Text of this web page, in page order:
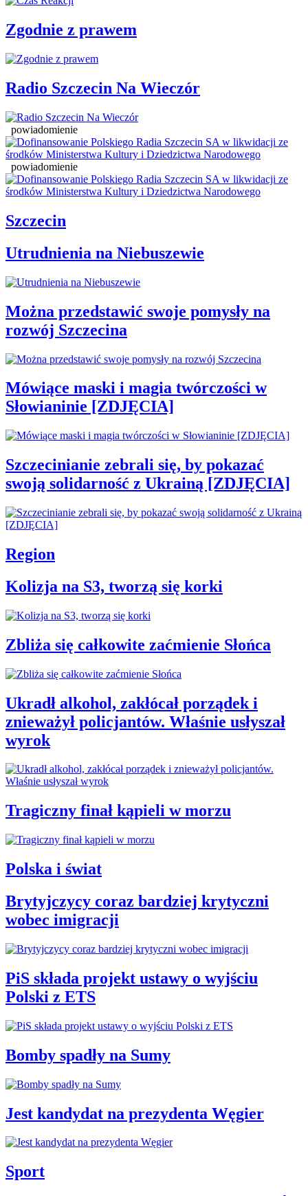
Zgodnie z prawem
Radio Szczecin Na Wieczór
powiadomienie
powiadomienie
Szczecin
Utrudnienia na Niebuszewie
Można przedstawić swoje pomysły na
rozwój Szczecina
Mówiące maski i magia twórczości w
Słowianinie [ZDJĘCIA]
Szczecinianie zebrali się, by pokazać
swoją solidarność z Ukrainą [ZDJĘCIA]
Region
Kolizja na S3, tworzą się korki
Zbliża się całkowite zaćmienie Słońca
Ukradł alkohol, zakłócał porządek i
znieważył policjantów. Właśnie usłyszał
wyrok
Tragiczny finał kąpieli w morzu
Polska i świat
Brytyjczycy coraz bardziej krytyczni
wobec imigracji
PiS składa projekt ustawy o wyjściu
Polski z ETS
Bomby spadły na Sumy
Jest kandydat na prezydenta Węgier
Sport